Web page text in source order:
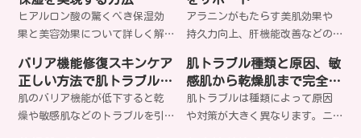
根拠と共にお伝えします。あな
たの肌悩みにビタミンc誘導体は
どう効果的でしょうか？
で、毛穴トラブルや肌荒れを防
げるのをご存知ですか？
ヒアルロン酸の驚くべき保湿効
果と美容効果について詳しく解
正しい使い方、エイジングケア
効果まで、知られざる美肌の秘
密とは？
アラニンがもたらす美肌効果や
持久力向上、肝機能改善などの
欠かせないアミノ酸の秘密を詳
しく解説します。あなたも今日
からアラニンパワーを実感して
みませんか？
バリア機能修復スキンケア
正しい方法で肌トラブル解
決
肌のバリア機能が低下すると乾
燥や敏感肌などのトラブルを引
肌トラブル種類と原因、敏
感肌から乾燥肌まで完全解
説
肌トラブルは種類によって原因
や対策が大きく異なります。ニ